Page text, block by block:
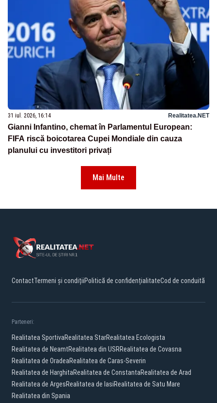
31 iul. 2026, 16:14 Realitatea.NET
Gianni Infantino, chemat în Parlamentul European:
FIFA riscă boicotarea Cupei Mondiale din cauza
planului cu investitori privați
Mai Multe
ContactTermeni și condițiiPolitică de confidențialitateCod de conduită
Parteneri:
Realitatea SportivaRealitatea StarRealitatea Ecologista
Realitatea de NeamtRealitatea din USRRealitatea de Covasna
Realitatea de OradeaRealitatea de Caras-Severin
Realitatea de HarghitaRealitatea de ConstantaRealitatea de Arad
Realitatea de ArgesRealitatea de IasiRealitatea de Satu Mare
Realitatea din Spania